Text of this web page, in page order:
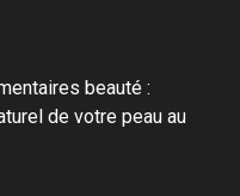
beauté :
de votre peau au